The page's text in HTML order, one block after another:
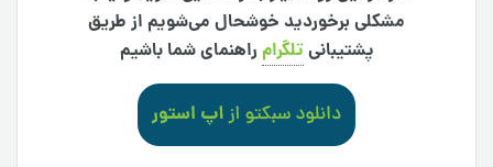
مشکلی برخوردید خوشحال می‌شویم از طریق
پشتیبانیتلگرام راهنمای شما باشیم